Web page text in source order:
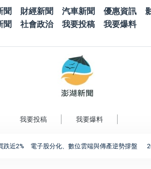
聞 財經新聞 汽車新聞 優惠資訊
聞 社會政治 我要投稿 我要爆料
我要投稿 我要爆料
化、數位雲端與傳產逆勢撐盤 2026台南城鎮